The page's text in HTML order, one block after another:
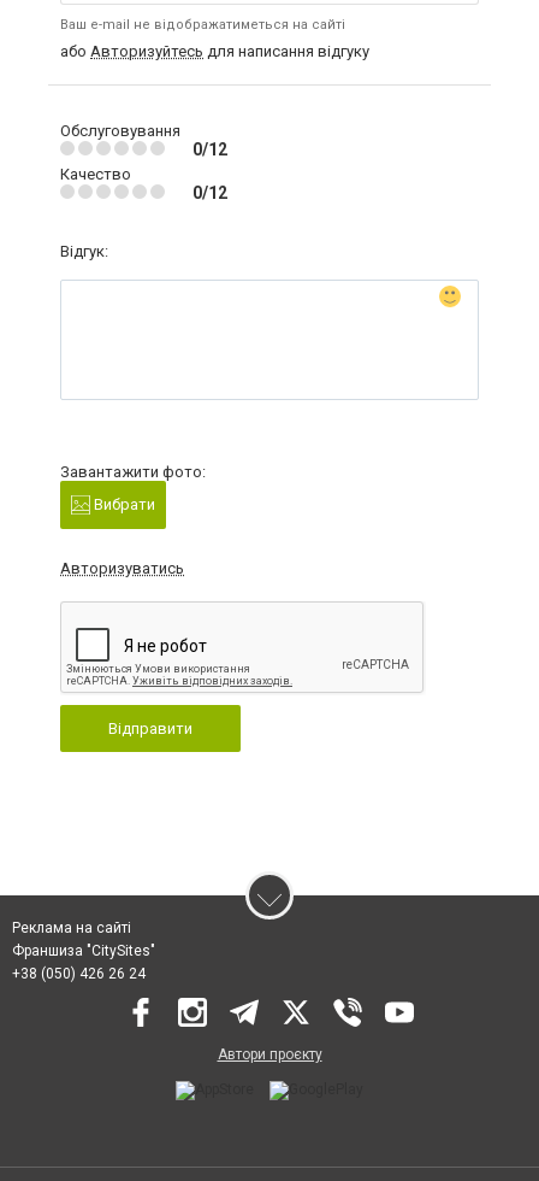
Ваш e-mail не відображатиметься на сайті
або Авторизуйтесь для написання відгуку
Обслуговування
0/12
Качество
0/12
Відгук:
Завантажити фото:
Вибрати
Авторизуватись
Відправити
Реклама на сайті
Франшиза "CitySites"
+38 (050) 426 26 24
Автори проєкту